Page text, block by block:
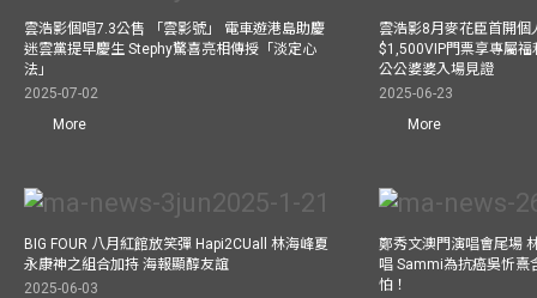
雲浩影個唱7.3公售 「雲影號」 電車遊港島助慶
迷雲黨提早慶生 Stephy驚喜亮相傳授「淡定心
法」
2025-07-02
More
雲浩影8月麥花臣首開
$1,500VIP門票享專屬
公公婆婆入場見證
2025-06-23
More
BIG FOUR 八月紅館放笑彈 Hapi2CUall 林海峰夏
永康神之組合加持 海報顯醇友誼
2025-06-03
鄭秀文澳門演唱會尾場
唱 Sammi為抗癌吳忻熹
怕！